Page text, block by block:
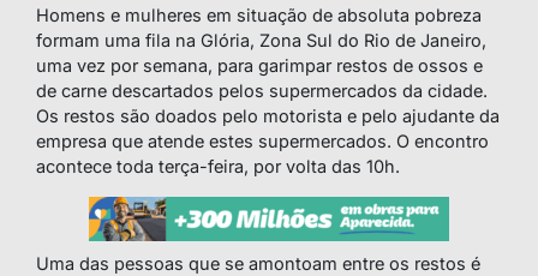
Homens e mulheres em situação de absoluta pobreza
formam uma fila na Glória, Zona Sul do Rio de Janeiro,
uma vez por semana, para garimpar restos de ossos e
de carne descartados pelos supermercados da cidade.
Os restos são doados pelo motorista e pelo ajudante da
empresa que atende estes supermercados. O encontro
acontece toda terça-feira, por volta das 10h.
Uma das pessoas que se amontoam entre os restos é